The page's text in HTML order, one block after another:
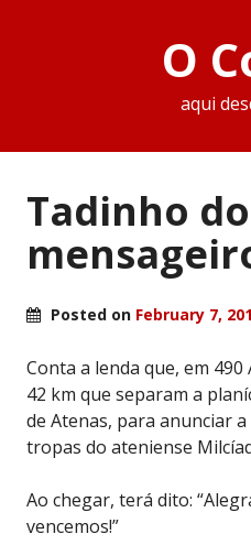
O
aqui
Tadinho do
Posted on February 7,
Conta a lenda que, em
42 km que separam a
de Atenas, para anunciar
tropas do ateniense
Ao chegar, terá dito:
vencemos!”